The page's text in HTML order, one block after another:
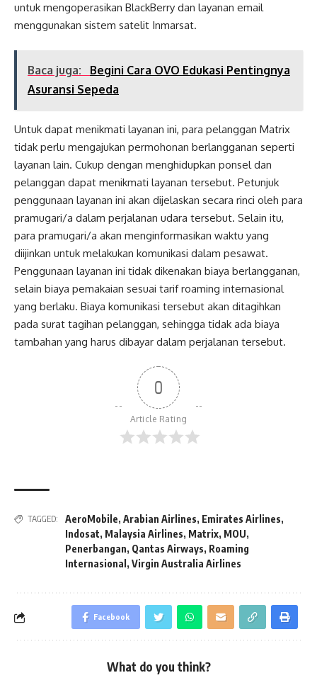
untuk mengoperasikan BlackBerry dan layanan email
menggunakan sistem satelit Inmarsat.
Baca juga:
Begini Cara OVO Edukasi Pentingnya
Asuransi Sepeda
Untuk dapat menikmati layanan ini, para pelanggan Matrix
tidak perlu mengajukan permohonan berlangganan seperti
layanan lain. Cukup dengan menghidupkan ponsel dan
pelanggan dapat menikmati layanan tersebut. Petunjuk
penggunaan layanan ini akan dijelaskan secara rinci oleh para
pramugari/a dalam perjalanan udara tersebut. Selain itu,
para pramugari/a akan menginformasikan waktu yang
diijinkan untuk melakukan komunikasi dalam pesawat.
Penggunaan layanan ini tidak dikenakan biaya berlangganan,
selain biaya pemakaian sesuai tarif roaming internasional
yang berlaku. Biaya komunikasi tersebut akan ditagihkan
pada surat tagihan pelanggan, sehingga tidak ada biaya
tambahan yang harus dibayar dalam perjalanan tersebut.
0
Article Rating
TAGGED: AeroMobile, Arabian Airlines, Emirates Airlines,
Indosat, Malaysia Airlines, Matrix, MOU,
Penerbangan, Qantas Airways, Roaming
Internasional , Virgin Australia Airlines
Facebook
What do you think?